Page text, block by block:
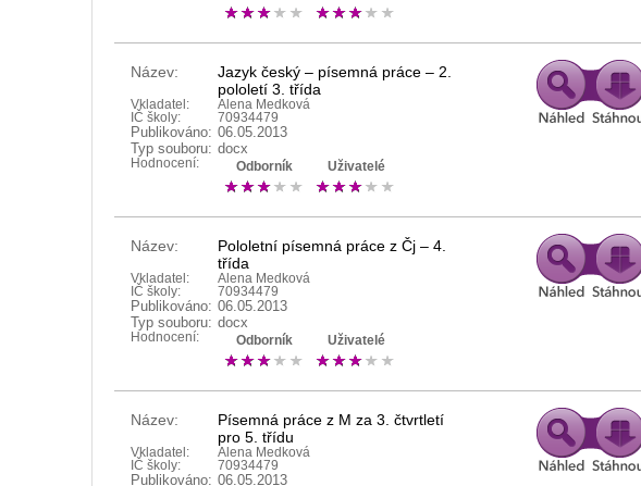
Název:
Jazyk český – písemná práce – 2.
pololetí 3. třída
Vkladatel:
Alena Medková
IČ školy:
70934479
Publikováno: 06.05.2013
Typ souboru: docx
Hodnocení: Odborník Uživatelé
Název:
Pololetní písemná práce z Čj – 4.
třída
Vkladatel:
Alena Medková
IČ školy:
70934479
Publikováno: 06.05.2013
Typ souboru: docx
Hodnocení: Odborník Uživatelé
Název:
Písemná práce z M za 3. čtvrtletí
pro 5. třídu
Vkladatel:
Alena Medková
IČ školy:
70934479
Publikováno: 06.05.2013